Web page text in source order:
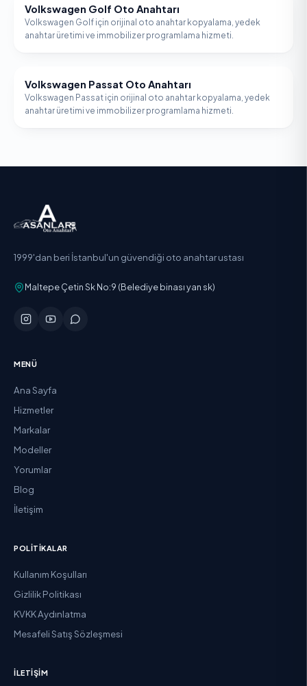
VOLKSWAGEN
Volkswagen Golf Oto Anahtarı
Volkswagen Golf için orijinal oto anahtar kopyalama, yedek
anahtar üretimi ve immobilizer programlama hizmeti.
VOLKSWAGEN
Volkswagen Passat Oto Anahtarı
Volkswagen Passat için orijinal oto anahtar kopyalama, yedek
anahtar üretimi ve immobilizer programlama hizmeti.
1999'dan beri İstanbul'un güvendiği oto anahtar ustası
Maltepe Çetin Sk No:9 (Belediye binası yan sk)
MENÜ
Ana Sayfa
Hizmetler
Markalar
Modeller
Yorumlar
Blog
İletişim
POLITIKALAR
Kullanım Koşulları
Gizlilik Politikası
KVKK Aydınlatma
Mesafeli Satış Sözleşmesi
İLETIŞIM